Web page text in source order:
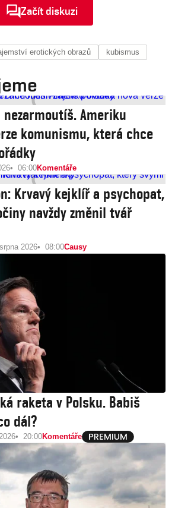
Začít diskuzi
erotických obrazů kubismus
Ameriku
komunismu, která chce
06:00Komentáře
Krvavý kejklíř a psychopat,
navždy změnil tvář
2026 08:00Causy
raketa v Polsku. Babiš
dál?
20:00Komentáře